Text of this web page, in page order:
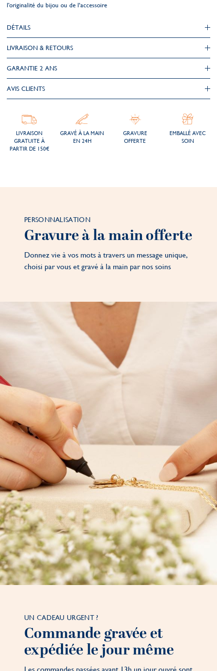
l'originalité du bijou ou de l’accessoire
DÉTAILS
LIVRAISON & RETOURS
GARANTIE 2 ANS
AVIS CLIENTS
LIVRAISON
GRATUITE À
PARTIR DE 150€
GRAVÉ À LA MAIN
EN 24H
GRAVURE
OFFERTE
EMBALLÉ AVEC
SOIN
PERSONNALISATION
Gravure à la main offerte
Donnez vie à vos mots à travers un message unique,
choisi par vous et gravé à la main par nos soins
UN CADEAU URGENT ?
Commande gravée et
expédiée le jour même